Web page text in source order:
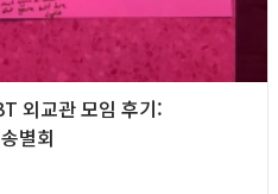
외교관 모임 후기:
별회